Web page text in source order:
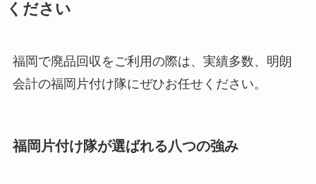
ください
福岡で廃品回収をご利用の際は、実績多数、明朗
会計の福岡片付け隊にぜひお任せください。
福岡片付け隊が選ばれる八つの強み